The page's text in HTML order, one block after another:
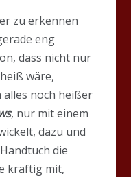
zu erkennen
eng
dass nicht nur
wäre,
alles noch heißer
, nur mit einem
dazu und
die
kräftig mit,